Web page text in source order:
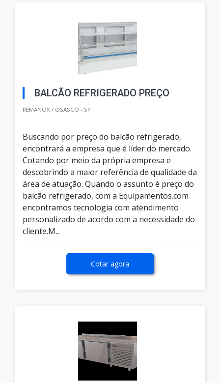
BALCÃO REFRIGERADO PREÇO
REMANOX / OSASCO - SP
Buscando por preço do balcão refrigerado,
encontrará a empresa que é líder do mercado.
Cotando por meio da própria empresa e
descobrindo a maior referência de qualidade da
área de atuação. Quando o assunto é preço do
balcão refrigerado, com a Equipamentos.com
encontramos tecnologia com atendimento
personalizado de acordo com a necessidade do
cliente.M...
Cotar agora